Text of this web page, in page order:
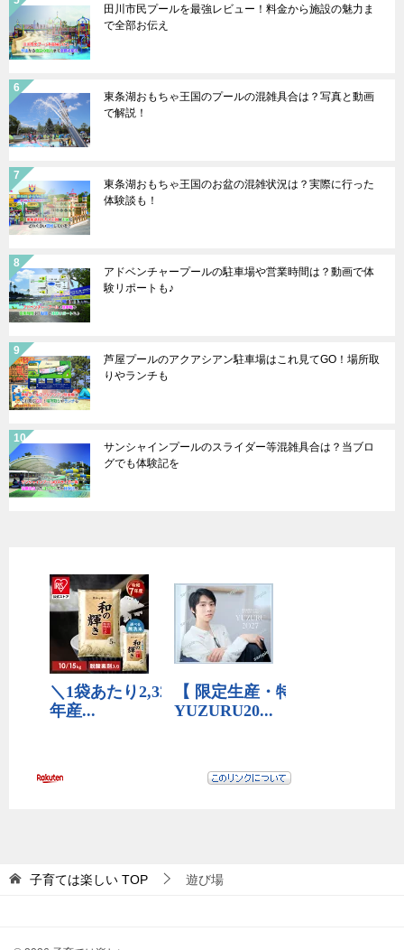
田川市民プールを最強レビュー！料金から施設の魅力ま
で全部お伝え
東条湖おもちゃ王国のプールの混雑具合は？写真と動画
で解説！
東条湖おもちゃ王国のお盆の混雑状況は？実際に行った
体験談も！
アドベンチャープールの駐車場や営業時間は？動画で体
験リポートも♪
芦屋プールのアクアシアン駐車場はこれ見てGO！場所取
りやランチも
サンシャインプールのスライダー等混雑具合は？当ブロ
グでも体験記を
子育ては楽しい TOP 遊び場